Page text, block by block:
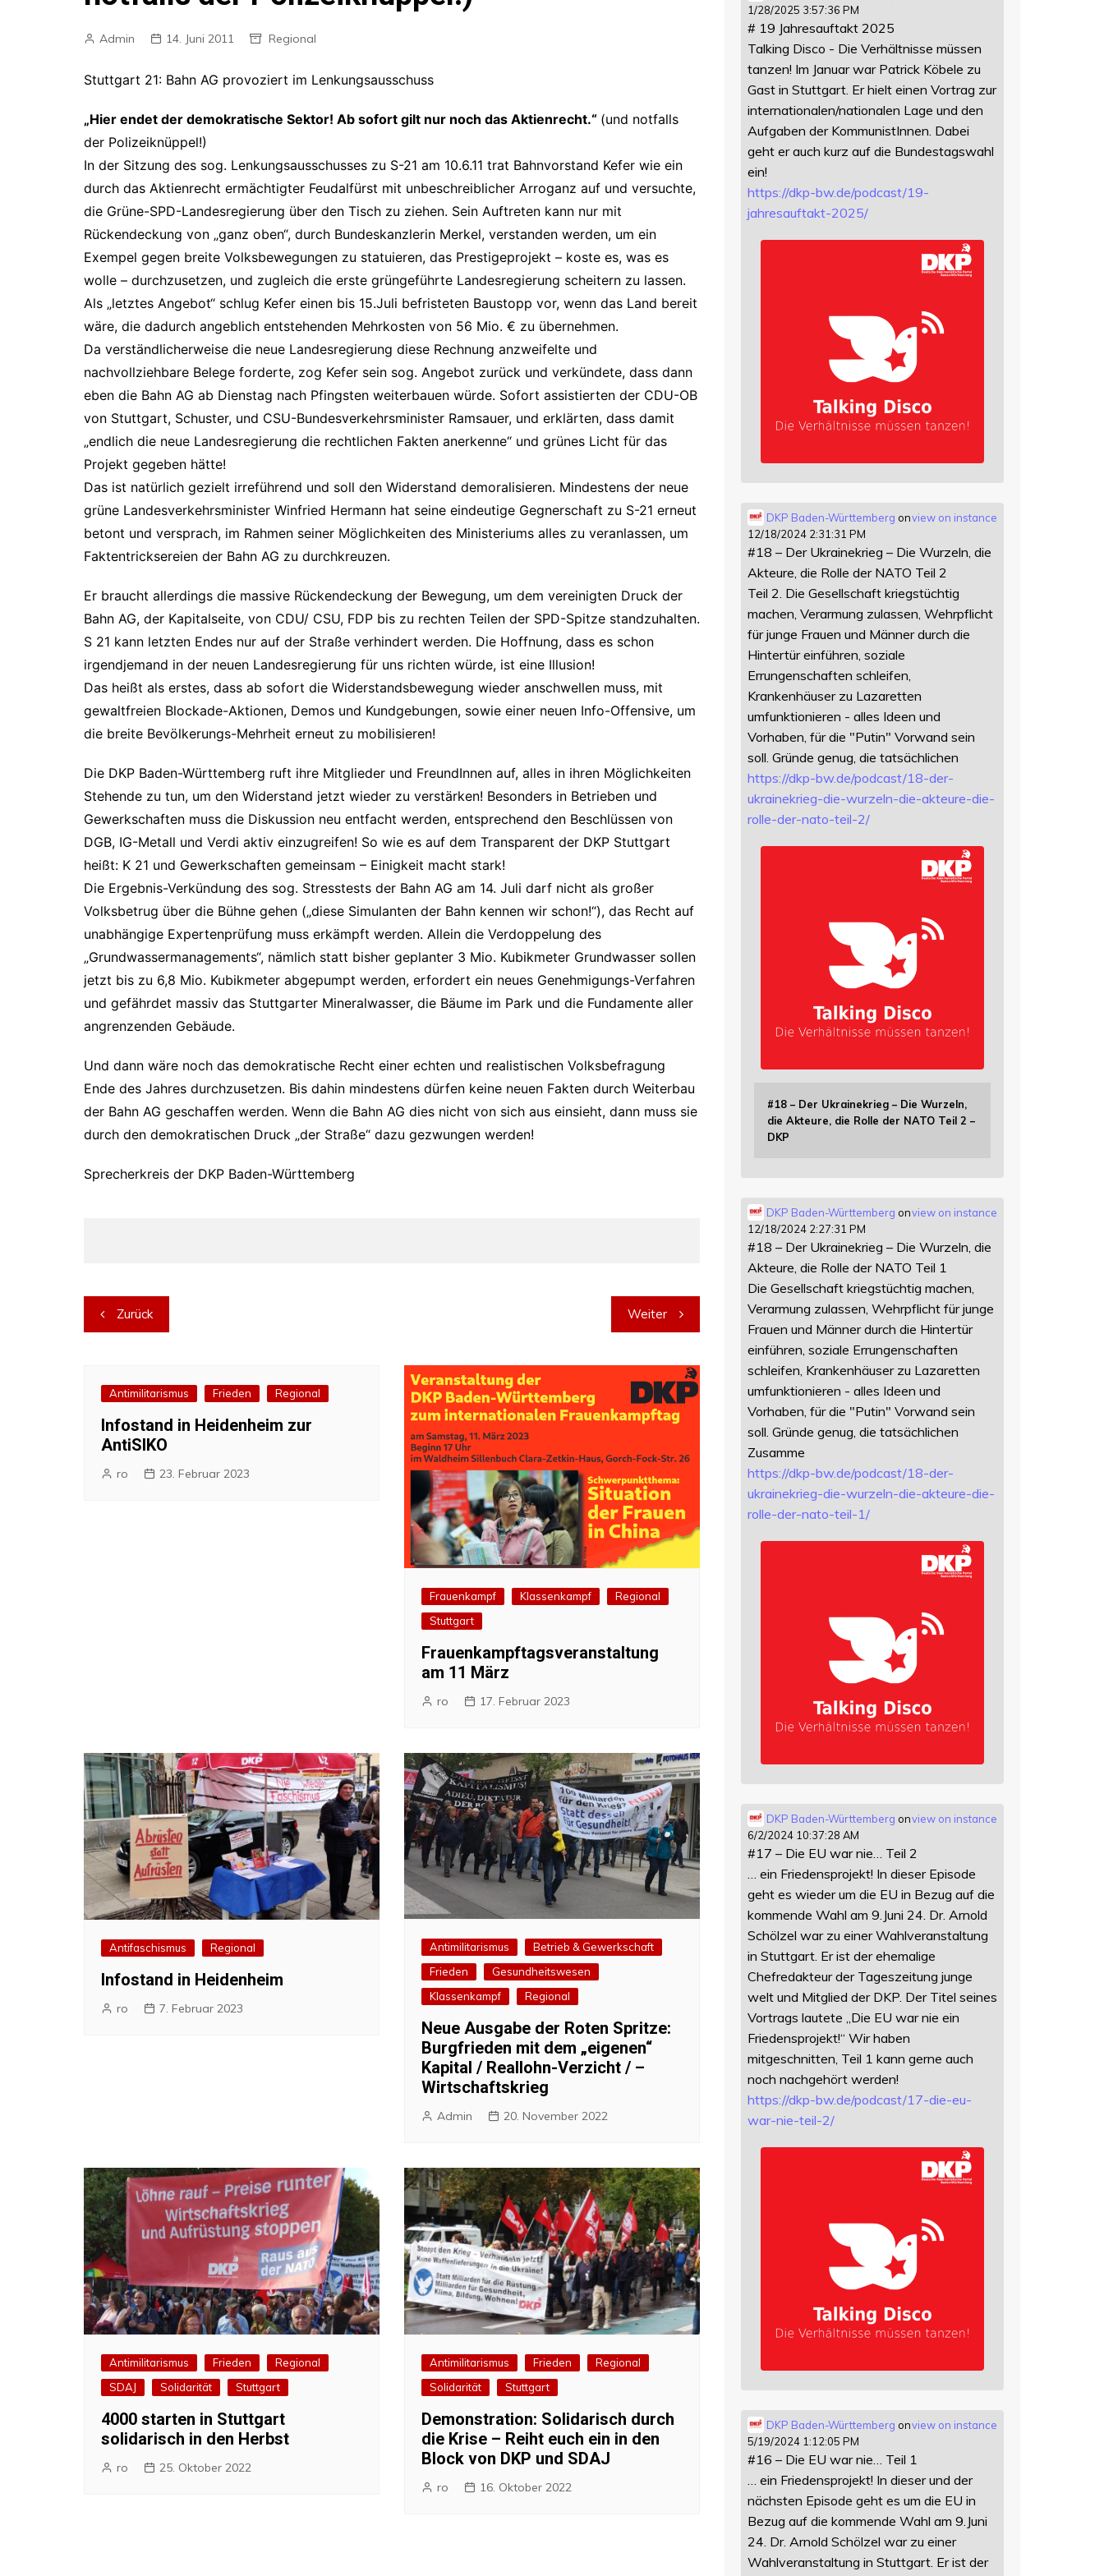
Admin 14. Juni 2011 Regional
Stuttgart 21: Bahn AG provoziert im Lenkungsausschuss
„Hier endet der demokratische Sektor! Ab sofort gilt nur noch das Aktienrecht.“ (und notfalls
der Polizeiknüppel!)
In der Sitzung des sog. Lenkungsausschusses zu S-21 am 10.6.11 trat Bahnvorstand Kefer wie ein
durch das Aktienrecht ermächtigter Feudalfürst mit unbeschreiblicher Arroganz auf und versuchte,
die Grüne-SPD-Landesregierung über den Tisch zu ziehen. Sein Auftreten kann nur mit
Rückendeckung von „ganz oben“, durch Bundeskanzlerin Merkel, verstanden werden, um ein
Exempel gegen breite Volksbewegungen zu statuieren, das Prestigeprojekt – koste es, was es
wolle – durchzusetzen, und zugleich die erste grüngeführte Landesregierung scheitern zu lassen.
Als „letztes Angebot“ schlug Kefer einen bis 15.Juli befristeten Baustopp vor, wenn das Land bereit
wäre, die dadurch angeblich entstehenden Mehrkosten von 56 Mio. € zu übernehmen.
Da verständlicherweise die neue Landesregierung diese Rechnung anzweifelte und
nachvollziehbare Belege forderte, zog Kefer sein sog. Angebot zurück und verkündete, dass dann
eben die Bahn AG ab Dienstag nach Pfingsten weiterbauen würde. Sofort assistierten der CDU-OB
von Stuttgart, Schuster, und CSU-Bundesverkehrsminister Ramsauer, und erklärten, dass damit
„endlich die neue Landesregierung die rechtlichen Fakten anerkenne“ und grünes Licht für das
Projekt gegeben hätte!
Das ist natürlich gezielt irreführend und soll den Widerstand demoralisieren. Mindestens der neue
grüne Landesverkehrsminister Winfried Hermann hat seine eindeutige Gegnerschaft zu S-21 erneut
betont und versprach, im Rahmen seiner Möglichkeiten des Ministeriums alles zu veranlassen, um
Faktentricksereien der Bahn AG zu durchkreuzen.
Er braucht allerdings die massive Rückendeckung der Bewegung, um dem vereinigten Druck der
Bahn AG, der Kapitalseite, von CDU/ CSU, FDP bis zu rechten Teilen der SPD-Spitze standzuhalten.
S 21 kann letzten Endes nur auf der Straße verhindert werden. Die Hoffnung, dass es schon
irgendjemand in der neuen Landesregierung für uns richten würde, ist eine Illusion!
Das heißt als erstes, dass ab sofort die Widerstandsbewegung wieder anschwellen muss, mit
gewaltfreien Blockade-Aktionen, Demos und Kundgebungen, sowie einer neuen Info-Offensive, um
die breite Bevölkerungs-Mehrheit erneut zu mobilisieren!
Die DKP Baden-Württemberg ruft ihre Mitglieder und FreundInnen auf, alles in ihren Möglichkeiten
Stehende zu tun, um den Widerstand jetzt wieder zu verstärken! Besonders in Betrieben und
Gewerkschaften muss die Diskussion neu entfacht werden, entsprechend den Beschlüssen von
DGB, IG-Metall und Verdi aktiv einzugreifen! So wie es auf dem Transparent der DKP Stuttgart
heißt: K 21 und Gewerkschaften gemeinsam – Einigkeit macht stark!
Die Ergebnis-Verkündung des sog. Stresstests der Bahn AG am 14. Juli darf nicht als großer
Volksbetrug über die Bühne gehen („diese Simulanten der Bahn kennen wir schon!“), das Recht auf
unabhängige Expertenprüfung muss erkämpft werden. Allein die Verdoppelung des
„Grundwassermanagements“, nämlich statt bisher geplanter 3 Mio. Kubikmeter Grundwasser sollen
jetzt bis zu 6,8 Mio. Kubikmeter abgepumpt werden, erfordert ein neues Genehmigungs-Verfahren
und gefährdet massiv das Stuttgarter Mineralwasser, die Bäume im Park und die Fundamente aller
angrenzenden Gebäude.
Und dann wäre noch das demokratische Recht einer echten und realistischen Volksbefragung
Ende des Jahres durchzusetzen. Bis dahin mindestens dürfen keine neuen Fakten durch Weiterbau
der Bahn AG geschaffen werden. Wenn die Bahn AG dies nicht von sich aus einsieht, dann muss sie
durch den demokratischen Druck „der Straße“ dazu gezwungen werden!
Sprecherkreis der DKP Baden-Württemberg
Beitragsnavigation
Zurück Weiter
Antimilitarismus Frieden Regional
Infostand in Heidenheim zur
AntiSIKO
ro 23. Februar 2023
Frauenkampf Klassenkampf
Regional
Stuttgart
Frauenkampftagsveranstaltung
am 11 März
ro 17. Februar 2023
Antifaschismus Regional
Infostand in Heidenheim
ro 7. Februar 2023
Antimilitarismus
Betrieb & Gewerkschaft
Frieden
Gesundheitswesen
Klassenkampf
Regional
Neue Ausgabe der Roten Spritze:
Burgfrieden mit dem „eigenen“
Kapital / Reallohn-Verzicht / –
Wirtschaftskrieg
Admin 20. November 2022
Antimilitarismus Frieden
Regional
SDAJ
Solidarität Stuttgart
4000 starten in Stuttgart
solidarisch in den Herbst
ro 25. Oktober 2022
Antimilitarismus Frieden
Regional
Solidarität
Stuttgart
Demonstration: Solidarisch durch
die Krise – Reiht euch ein in den
Block von DKP und SDAJ
ro 16. Oktober 2022
1/28/2025 3:57:36 PM
# 19 Jahresauftakt 2025
Talking Disco - Die Verhältnisse müssen
tanzen! Im Januar war Patrick Köbele zu
Gast in Stuttgart. Er hielt einen Vortrag zur
internationalen/nationalen Lage und den
Aufgaben der KommunistInnen. Dabei
geht er auch kurz auf die Bundestagswahl
ein!
https://dkp-bw.de/podcast/19-
jahresauftakt-2025/
view on instance
DKP Baden-Württemberg on
12/18/2024 2:31:31 PM
#18 – Der Ukrainekrieg – Die Wurzeln, die
Akteure, die Rolle der NATO Teil 2
Teil 2. Die Gesellschaft kriegstüchtig
machen, Verarmung zulassen, Wehrpflicht
für junge Frauen und Männer durch die
Hintertür einführen, soziale
Errungenschaften schleifen,
Krankenhäuser zu Lazaretten
umfunktionieren - alles Ideen und
Vorhaben, für die "Putin" Vorwand sein
soll. Gründe genug, die tatsächlichen
https://dkp-bw.de/podcast/18-der-
ukrainekrieg-die-wurzeln-die-akteure-die-
rolle-der-nato-teil-2/
#18 – Der Ukrainekrieg – Die Wurzeln,
die Akteure, die Rolle der NATO Teil 2 –
DKP
view on instance
DKP Baden-Württemberg on
12/18/2024 2:27:31 PM
#18 – Der Ukrainekrieg – Die Wurzeln, die
Akteure, die Rolle der NATO Teil 1
Die Gesellschaft kriegstüchtig machen,
Verarmung zulassen, Wehrpflicht für junge
Frauen und Männer durch die Hintertür
einführen, soziale Errungenschaften
schleifen, Krankenhäuser zu Lazaretten
umfunktionieren - alles Ideen und
Vorhaben, für die "Putin" Vorwand sein
soll. Gründe genug, die tatsächlichen
Zusamme
https://dkp-bw.de/podcast/18-der-
ukrainekrieg-die-wurzeln-die-akteure-die-
rolle-der-nato-teil-1/
view on instance
DKP Baden-Württemberg on
6/2/2024 10:37:28 AM
#17 – Die EU war nie… Teil 2
… ein Friedensprojekt! In dieser Episode
geht es wieder um die EU in Bezug auf die
kommende Wahl am 9.Juni 24. Dr. Arnold
Schölzel war zu einer Wahlveranstaltung
in Stuttgart. Er ist der ehemalige
Chefredakteur der Tageszeitung junge
welt und Mitglied der DKP. Der Titel seines
Vortrags lautete „Die EU war nie ein
Friedensprojekt!“ Wir haben
mitgeschnitten, Teil 1 kann gerne auch
noch nachgehört werden!
https://dkp-bw.de/podcast/17-die-eu-
war-nie-teil-2/
view on instance
DKP Baden-Württemberg on
5/19/2024 1:12:05 PM
#16 – Die EU war nie… Teil 1
… ein Friedensprojekt! In dieser und der
nächsten Episode geht es um die EU in
Bezug auf die kommende Wahl am 9.Juni
24. Dr. Arnold Schölzel war zu einer
Wahlveranstaltung in Stuttgart. Er ist der